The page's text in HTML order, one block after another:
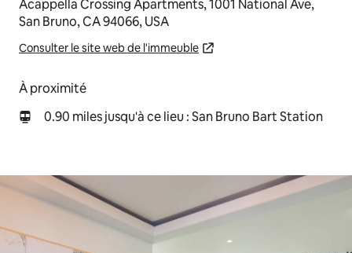
Acappella Crossing Apartments, 1001 National Ave,
San Bruno, CA 94066, USA
Consulter le site web de l'immeuble
À proximité
0.90 miles jusqu'à ce lieu : San Bruno Bart Station